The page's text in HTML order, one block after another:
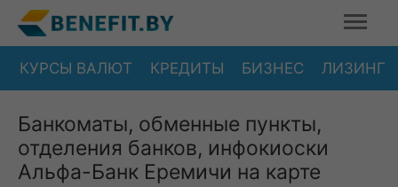
КУРСЫ ВАЛЮТ КРЕДИТЫ БИЗНЕС ЛИЗИНГ
Банкоматы, обменные пункты,
отделения банков, инфокиоски
Альфа-Банк Еремичи на карте